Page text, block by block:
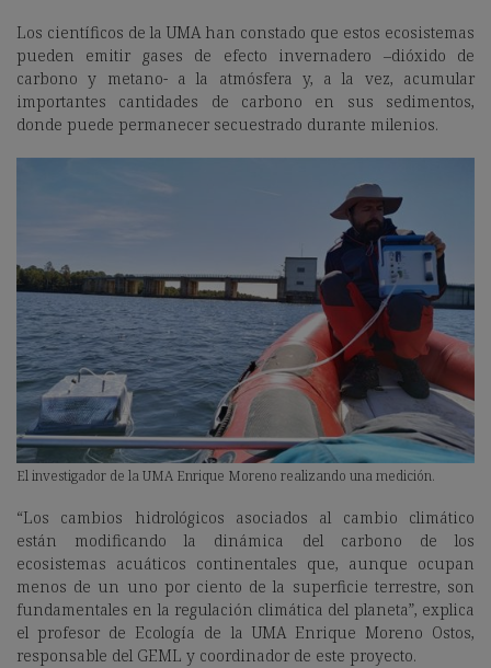
Los científicos de la UMA han constado que estos ecosistemas
pueden emitir gases de efecto invernadero –dióxido de
carbono y metano- a la atmósfera y, a la vez, acumular
importantes cantidades de carbono en sus sedimentos,
donde puede permanecer secuestrado durante milenios.
El investigador de la UMA Enrique Moreno realizando una medición.
“Los cambios hidrológicos asociados al cambio climático
están modificando la dinámica del carbono de los
ecosistemas acuáticos continentales que, aunque ocupan
menos de un uno por ciento de la superficie terrestre, son
fundamentales en la regulación climática del planeta”, explica
el profesor de Ecología de la UMA Enrique Moreno Ostos,
responsable del GEML y coordinador de este proyecto.